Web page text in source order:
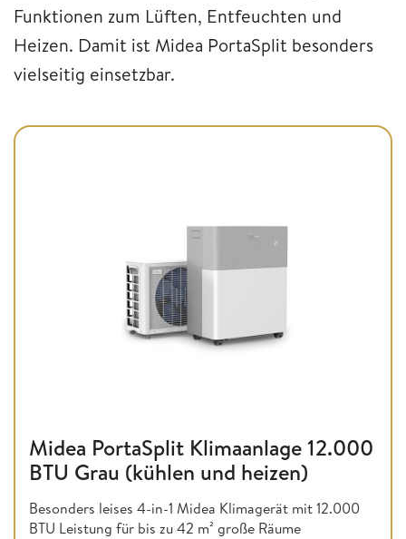
Funktionen zum Lüften, Entfeuchten und
Heizen. Damit ist Midea PortaSplit besonders
vielseitig einsetzbar.
Midea PortaSplit Klimaanlage 12.000
BTU Grau (kühlen und heizen)
Besonders leises 4-in-1 Midea Klimagerät mit 12.000
BTU Leistung für bis zu 42 m² große Räume